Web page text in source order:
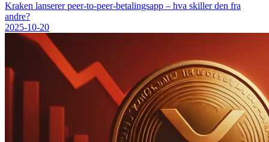
Kraken lanserer peer-to-peer-betalingsapp – hva skiller den fra
andre?
2025-10-20